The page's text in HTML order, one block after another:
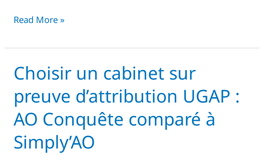
face
Simply’AO
Read More »
Choisir un cabinet sur
preuve d’attribution UGAP :
AO Conquête comparé à
Simply’AO
Choisir
un
cabinet
sur
preuve
d’attribution